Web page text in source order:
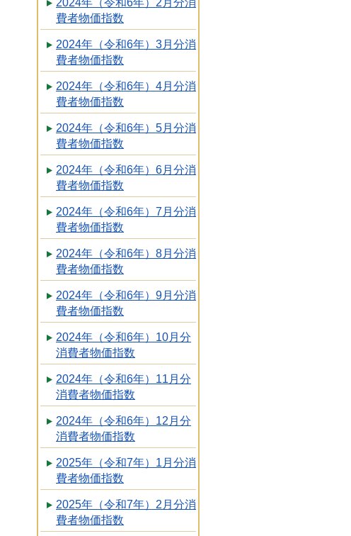
2024年（令和6年）2月分消
費者物価指数
2024年（令和6年）3月分消
費者物価指数
2024年（令和6年）4月分消
費者物価指数
2024年（令和6年）5月分消
費者物価指数
2024年（令和6年）6月分消
費者物価指数
2024年（令和6年）7月分消
費者物価指数
2024年（令和6年）8月分消
費者物価指数
2024年（令和6年）9月分消
費者物価指数
2024年（令和6年）10月分
消費者物価指数
2024年（令和6年）11月分
消費者物価指数
2024年（令和6年）12月分
消費者物価指数
2025年（令和7年）1月分消
費者物価指数
2025年（令和7年）2月分消
費者物価指数